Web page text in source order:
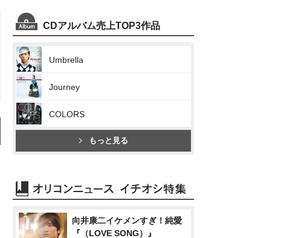
CDアルバム売上TOP3作品
Umbrella
Journey
COLORS
もっと見る
向井康二イケメンすぎ！純愛
『（LOVE SONG）』